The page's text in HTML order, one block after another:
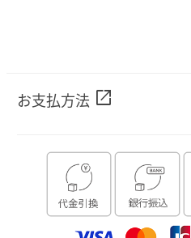
お支払方法 open_in_new